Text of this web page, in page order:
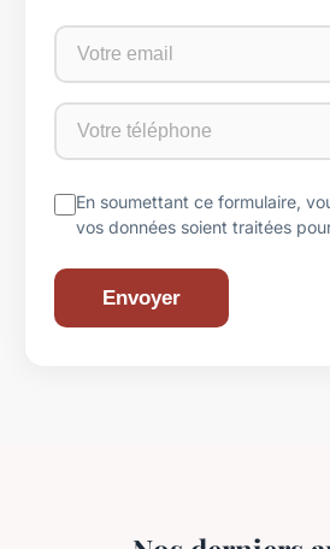
En soumettant ce formulaire,
vos données soient traitées
Envoyer